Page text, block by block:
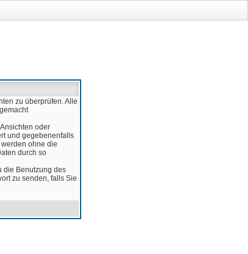
zu überprüfen. Alle
oder
und gegebenenfalls
ohne die
durch so
die Benutzung des
zu senden, falls Sie